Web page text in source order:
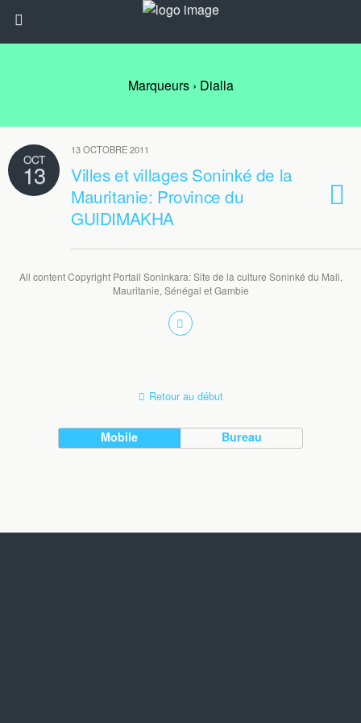
Marqueurs › Dialla
OCT
13
13 OCTOBRE 2011
Villes et villages Soninké de la
Mauritanie: Province du
GUIDIMAKHA
All content Copyright Portail Soninkara: Site de la culture Soninké du Mali,
Mauritanie, Sénégal et Gambie
Retour au début
Mobile Bureau